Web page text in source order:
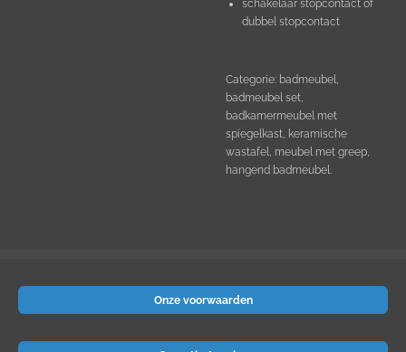
schakelaar stopcontact of
dubbel stopcontact
Categorie: badmeubel,
badmeubel set,
badkamermeubel met
spiegelkast, keramische
wastafel, meubel met greep,
hangend badmeubel.
Onze voorwaarden